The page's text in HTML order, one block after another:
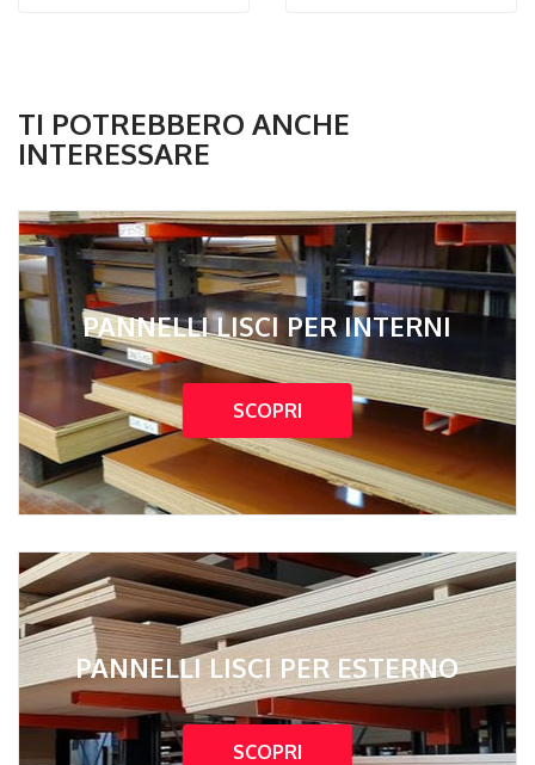
TI POTREBBERO ANCHE
INTERESSARE
PANNELLI LISCI PER INTERNI
SCOPRI
PANNELLI LISCI PER ESTERNO
SCOPRI